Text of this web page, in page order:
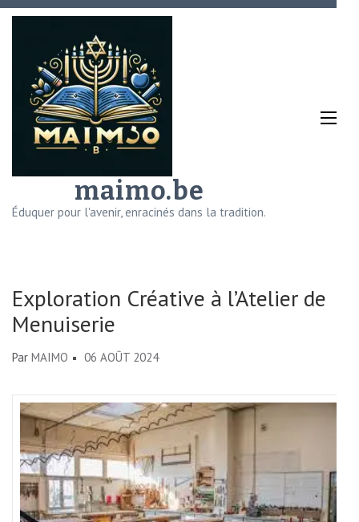
Aller
(Pressez
Entrée)
maimo.be
Éduquer pour l'avenir, enracinés dans la tradition.
Exploration Créative à l’Atelier de
Menuiserie
Par MAIMO 06 AOÛT 2024